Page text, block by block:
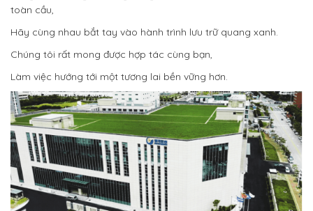
toàn cầu,
Hãy cùng nhau bắt tay vào hành trình lưu trữ quang xanh.
Chúng tôi rất mong được hợp tác cùng bạn,
Làm việc hướng tới một tương lai bền vững hơn.